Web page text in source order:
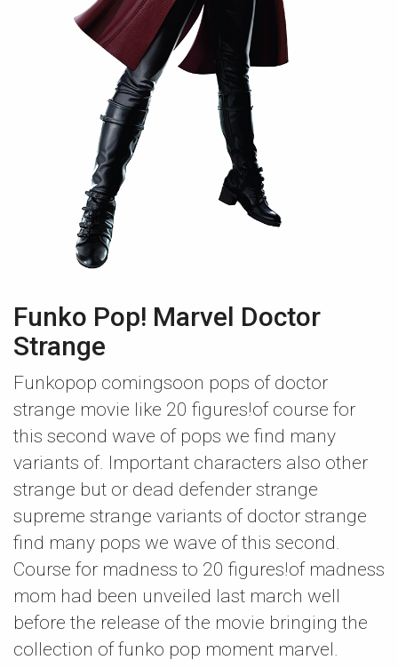
Funko Pop! Marvel Doctor
Strange
Funkopop comingsoon pops of doctor
strange movie like 20 figures!of course for
this second wave of pops we find many
variants of. Important characters also other
strange but or dead defender strange
supreme strange variants of doctor strange
find many pops we wave of this second.
Course for madness to 20 figures!of madness
mom had been unveiled last march well
before the release of the movie bringing the
collection of funko pop moment marvel.